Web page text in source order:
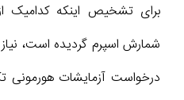
برای تشخیص اینکه کدامیک
شمارش اسپرم‌ گردیده است،
درخواست آزمایشات هورمونی